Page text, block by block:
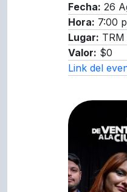
Fecha: 26
Hora: 7:00
Lugar:
Valor: $0
Link del